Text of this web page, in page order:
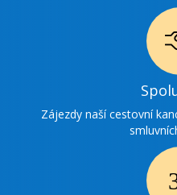
Zájezdy naší cestovní